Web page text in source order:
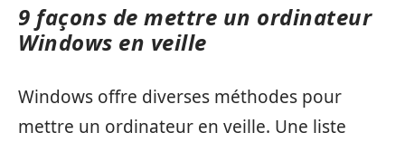
9 façons de mettre un ordinateur
Windows en veille
Windows offre diverses méthodes pour
mettre un ordinateur en veille. Une liste